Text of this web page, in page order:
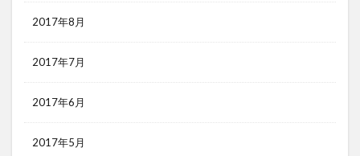
2017年8月
2017年7月
2017年6月
2017年5月